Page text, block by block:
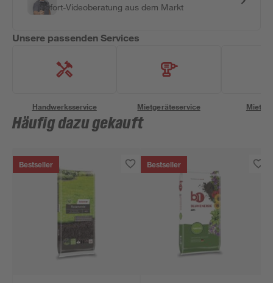
Sofort-Videoberatung aus dem Markt
Unsere passenden Services
Handwerksservice Mietgeräteservice
Häufig dazu gekauft
Bestseller Bestseller